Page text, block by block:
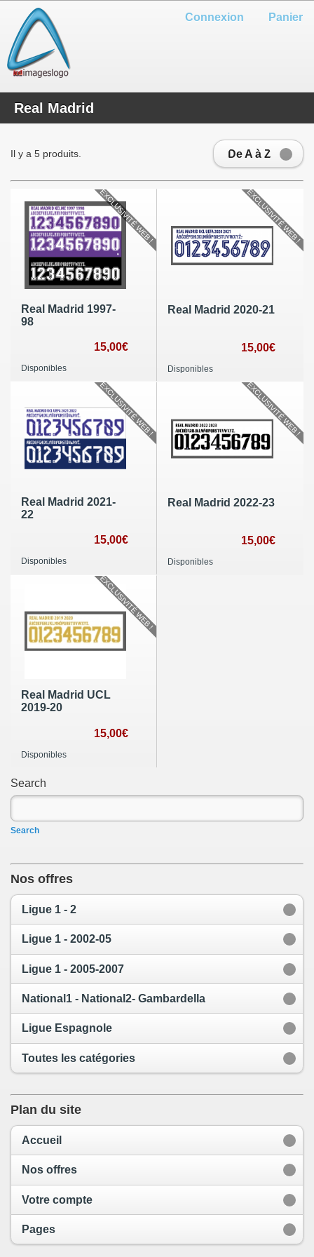
Panier
Connexion
Real Madrid
De A à Z
Il y a 5 produits.
Real Madrid 1997-
98
15,00€
Disponibles
EXCLUSIVITÉ WEB !
Real Madrid 2020-21
15,00€
Disponibles
EXCLUSIVITÉ WEB !
Real Madrid 2021-
22
15,00€
Disponibles
EXCLUSIVITÉ WEB !
Real Madrid 2022-23
15,00€
Disponibles
EXCLUSIVITÉ WEB !
Real Madrid UCL
2019-20
15,00€
Disponibles
EXCLUSIVITÉ WEB !
Search
Search
Nos offres
Ligue 1 - 2
Ligue 1 - 2002-05
Ligue 1 - 2005-2007
National1 - National2- Gambardella
Ligue Espagnole
Toutes les catégories
Plan du site
Accueil
Nos offres
Votre compte
Pages